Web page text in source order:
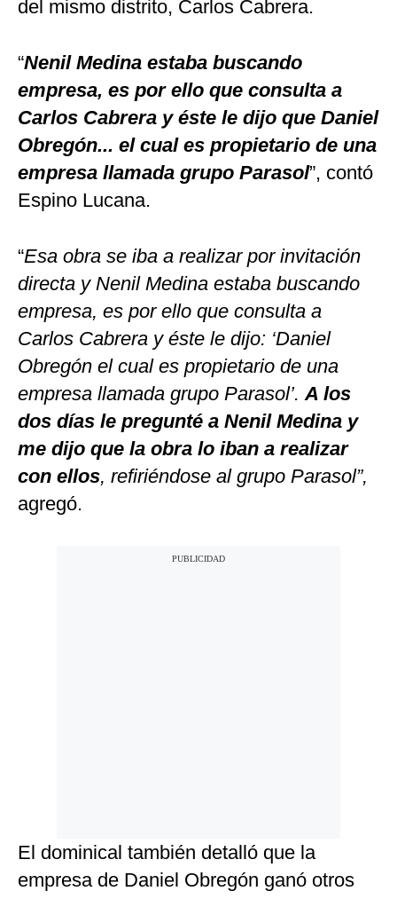
del mismo distrito, Carlos Cabrera.
“Nenil Medina estaba buscando
empresa, es por ello que consulta a
Carlos Cabrera y éste le dijo que Daniel
Obregón... el cual es propietario de una
empresa llamada grupo Parasol”, contó
Espino Lucana.
“Esa obra se iba a realizar por invitación
directa y Nenil Medina estaba buscando
empresa, es por ello que consulta a
Carlos Cabrera y éste le dijo: ‘Daniel
Obregón el cual es propietario de una
empresa llamada grupo Parasol’.A los
dos días le pregunté a Nenil Medina y
me dijo que la obra lo iban a realizar
con ellos, refiriéndose al grupo Parasol”,
agregó.
El dominical también detalló que la
empresa de Daniel Obregón ganó otros